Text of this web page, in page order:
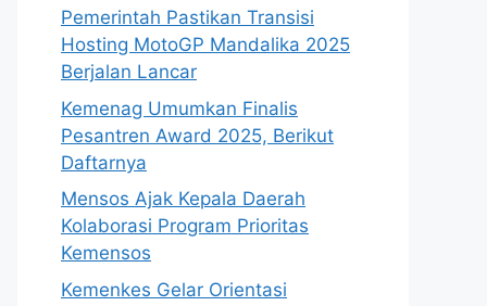
Pemerintah Pastikan Transisi
Hosting MotoGP Mandalika 2025
Berjalan Lancar
Kemenag Umumkan Finalis
Pesantren Award 2025, Berikut
Daftarnya
Mensos Ajak Kepala Daerah
Kolaborasi Program Prioritas
Kemensos
Kemenkes Gelar Orientasi